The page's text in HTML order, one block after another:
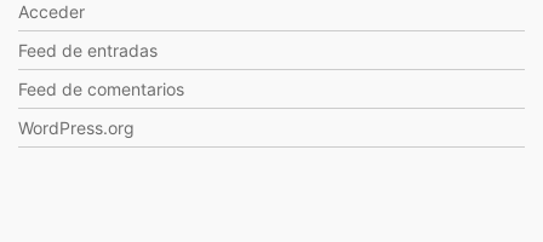
Acceder
Feed de entradas
Feed de comentarios
WordPress.org